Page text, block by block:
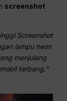
screenshot
Screenshot
lampu neon
menjulang
terbang.”